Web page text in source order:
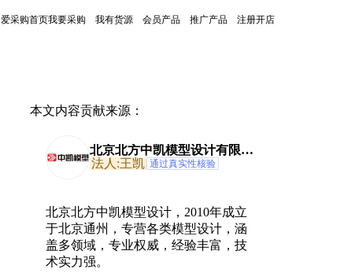
爱采购首页我要采购 我有货源 会员产品 推广产品 注册开店
本文内容贡献来源：
北京北方中凯模型设计有限公
司
法人:王凯 通过真实性核验
北京北方中凯模型设计，2010年成立
于北京通州，专营各类模型设计，涵
盖多领域，专业权威，经验丰富，技
术实力强。